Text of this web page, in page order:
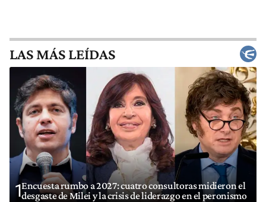
LAS MÁS LEÍDAS
1Encuesta rumbo a 2027: cuatro consultoras midieron el
desgaste de Milei y la crisis de liderazgo en el peronismo